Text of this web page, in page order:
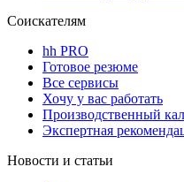
Соискателям
hh PRO
Готовое резюме
Все сервисы
Хочу у вас работать
Производственный
Экспертная
Новости и статьи